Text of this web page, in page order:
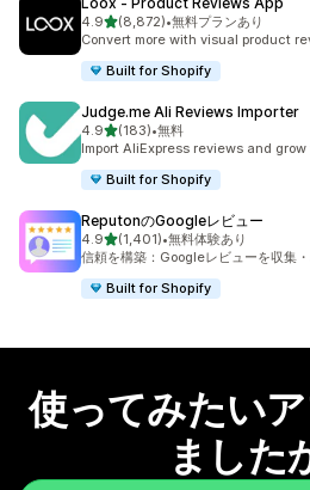
4.95つ星中
(8,872)
合計レビュー数：8872件
•無料プランあり
Convert more with visual product
Built for Shopify
Judge.me Ali Reviews Importer
4.95つ星中
(183)
合計レビュー数：183件
•無料
Import AliExpress reviews and
Built for Shopify
ReputonのGoogleレビュー
4.95つ星中
(1,401)
合計レビュー数：1401件
•無料体験あり
信頼を構築：Googleレビューを収集
Built for Shopify
使ってみたい
ました